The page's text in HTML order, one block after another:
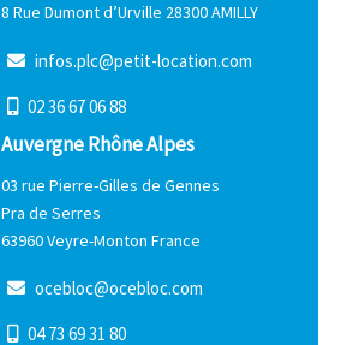
8 Rue Dumont d’Urville 28300 AMILLY
infos.plc@petit-location.com
0236670688
Auvergne Rhône Alpes
03 rue Pierre-Gilles de Gennes
Pra de Serres
63960 Veyre-Monton France
ocebloc@ocebloc.com
04 73 6931 80